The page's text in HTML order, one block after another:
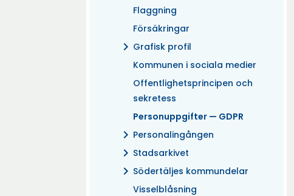
Flaggning
Försäkringar
chevron_right Grafisk profil
Kommunen i sociala medier
Offentlighetsprincipen och
sekretess
Personuppgifter — GDPR
chevron_right Personalingången
chevron_right Stadsarkivet
chevron_right Södertäljes kommundelar
Visselblåsning